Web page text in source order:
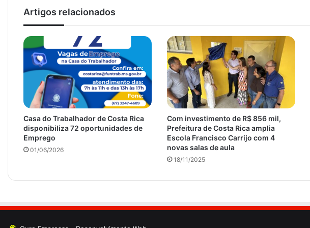
Artigos relacionados
Casa do Trabalhador de Costa Rica
disponibiliza 72 oportunidades de
Emprego
01/06/2026
Com investimento de R$ 856 mil,
Prefeitura de Costa Rica amplia
Escola Francisco Carrijo com 4
novas salas de aula
18/11/2025